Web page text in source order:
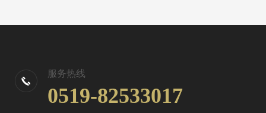
服务热线
0519-82533017